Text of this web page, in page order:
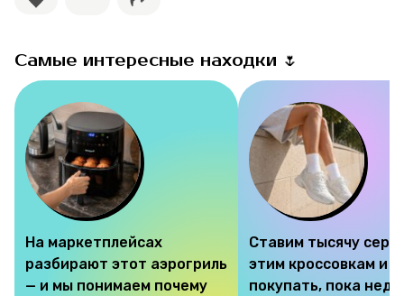
Самые интересные находки 🌷
На маркетплейсах
разбирают этот аэрогриль
— и мы понимаем почему
Ставим тысячу
этим кроссовкам и
покупать, пока